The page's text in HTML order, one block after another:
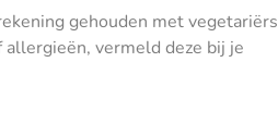
gehouden met vegetariërs
vermeld deze bij je